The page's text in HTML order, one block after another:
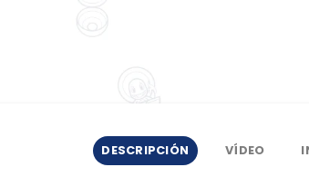
DESCRIPCIÓN VÍDEO